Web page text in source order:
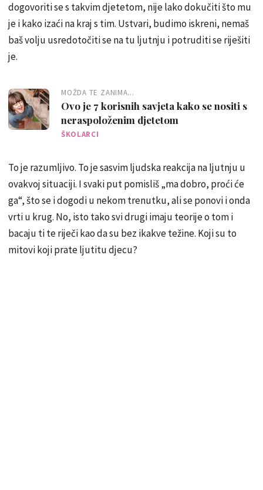
dogovoriti se s takvim djetetom, nije lako dokučiti što mu
je i kako izaći na kraj s tim. Ustvari, budimo iskreni, nemaš
baš volju usredotočiti se na tu ljutnju i potruditi se riješiti
je.
MOŽDA TE ZANIMA...
Ovo je 7 korisnih savjeta kako se nositi s
neraspoloženim djetetom
ŠKOLARCI
To je razumljivo. To je sasvim ljudska reakcija na ljutnju u
ovakvoj situaciji. I svaki put pomisliš „ma dobro, proći će
ga“, što se i dogodi u nekom trenutku, ali se ponovi i onda
vrti u krug. No, isto tako svi drugi imaju teorije o tom i
bacaju ti te riječi kao da su bez ikakve težine. Koji su to
mitovi koji prate ljutitu djecu?